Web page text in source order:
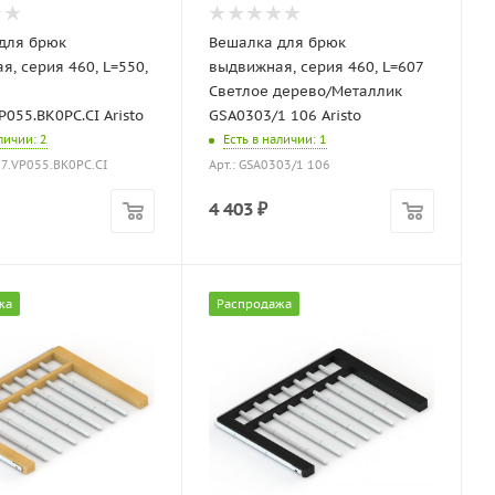
брюк
серия 460, L=550,
Aristo
: 2
Вешалка для брюк
выдвижная, серия 460, L=607
Светлое дерево/Металлик
GSA0303/1 106 Aristo
Есть в наличии: 1
Арт.: GSA0303/1 106
4 403 ₽
Распродажа